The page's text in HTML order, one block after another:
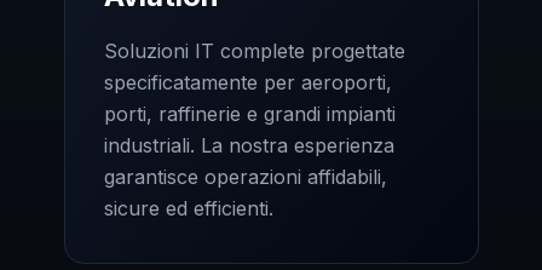
Soluzioni IT complete progettate
specificatamente per aeroporti,
porti, raffinerie e grandi impianti
industriali. La nostra esperienza
garantisce operazioni affidabili,
sicure ed efficienti.